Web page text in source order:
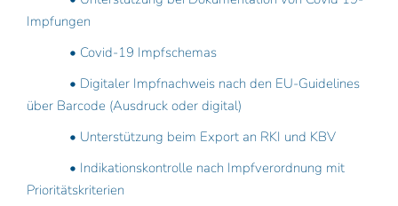
Impfungen
• Covid-19 Impfschemas
• Digitaler Impfnachweis nach den EU-Guidelines
über Barcode (Ausdruck oder digital)
• Unterstützung beim Export an RKI und KBV
• Indikationskontrolle nach Impfverordnung mit
Prioritätskriterien